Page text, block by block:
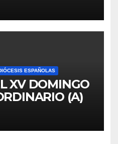
ESPAÑOLAS
XV DOMINGO
(A)